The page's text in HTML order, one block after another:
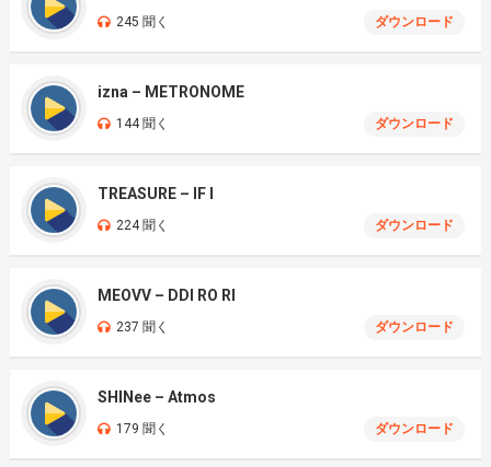
245 聞く ダウンロード
izna – METRONOME
144 聞く ダウンロード
TREASURE – IF I
224 聞く ダウンロード
MEOVV – DDI RO RI
237 聞く ダウンロード
SHINee – Atmos
179 聞く ダウンロード